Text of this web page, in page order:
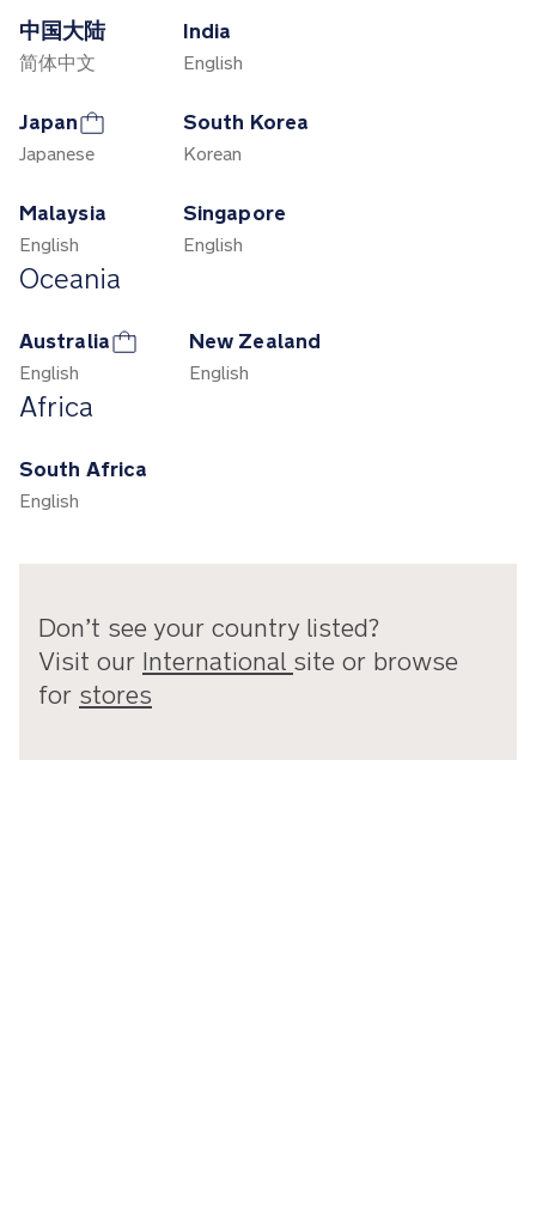
中国大陆
简体中文
India
English
Japan
Japanese
South Korea
Korean
Malaysia
English
Singapore
English
Oceania
Australia
English
New Zealand
English
Africa
South Africa
English
Don’t see your country listed?
Visit our International site or browse
for stores